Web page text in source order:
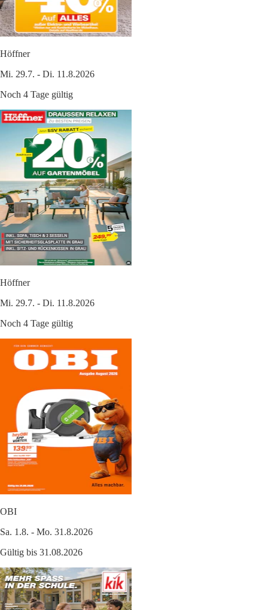
Höffner
Mi. 29.7. - Di. 11.8.2026
Noch 4 Tage gültig
Höffner
Mi. 29.7. - Di. 11.8.2026
Noch 4 Tage gültig
OBI
Sa. 1.8. - Mo. 31.8.2026
Gültig bis 31.08.2026